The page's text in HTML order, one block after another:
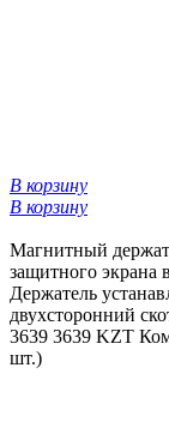
В корзину
В корзину
Магнитный
защитного экрана
Держатель
двухсторонний
3639 3639 KZT
шт.)